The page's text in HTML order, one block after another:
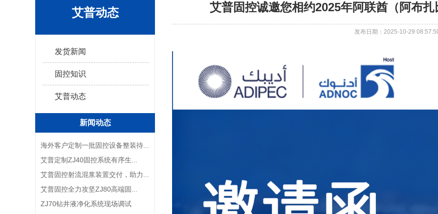
艾普动态
发货新闻
固控知识
艾普动态
新闻动态
海外客户定制一批固控设备整装待...
艾普定制ZJ40固控系统有序生...
艾普固控射流混浆装置交付，助力...
艾普固控全力攻坚ZJ80高端固...
ZJ70钻井液净化系统现场调试
艾普固控诚邀您相约2025年阿联酋（阿布
发布日期：2025-10-29